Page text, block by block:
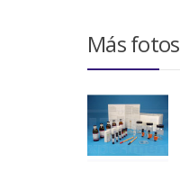
Más fotos